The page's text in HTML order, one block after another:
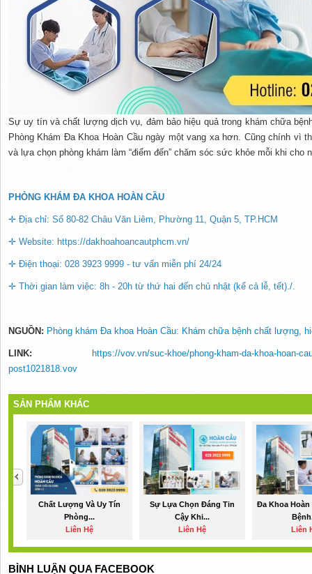
Sự uy tín và chất lượng dịch vụ, đảm bảo hiệu quả trong khám chữa
Phòng Khám Đa Khoa Hoàn Cầu ngày một vang xa hơn. Cũng chính vì
và lựa chọn phòng khám làm “điểm đến” chăm sóc sức khỏe mỗi khi cho
PHÒNG KHÁM ĐA KHOA HOÀN CẦU
✛ Địa chỉ: Số 80-82 Châu Văn Liêm, Phường 11, Quận 5, TP.HCM
✛ Website: https://dakhoahoancautphcm.vn/
✛ Điện thoại: 028 3923 9999 - tư vấn miễn phí 24/24
✛ Thời gian làm việc: 8h - 20h từ thứ hai đến chủ nhật (kể cả lễ, tết)./.
NGUỒN: Phòng khám Đa khoa Hoàn Cầu: Khám chữa bệnh chất lượng,
LINK:
https://vov.vn/suc-khoe/phong-kham-da-khoa-hoan-
post1021818.vov
SẢN PHẨM KHÁC
Chất Lượng Và Uy Tín
Phòng...
Liên Hệ
Sự Lựa Chọn Đáng Tin
Cậy Khi...
Liên Hệ
Đa Khoa Hoàn
Liên
BÌNH LUẬN QUA FACEBOOK